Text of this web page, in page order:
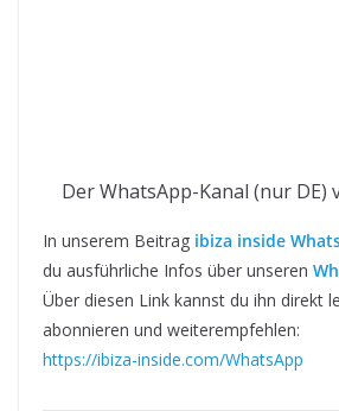
Der WhatsApp-Kanal (nur DE)
In unserem Beitrag ibiza inside
du ausführliche Infos über unseren
Über diesen Link kannst du ihn direkt
abonnieren und weiterempfehlen:
https://ibiza-inside.com/WhatsApp